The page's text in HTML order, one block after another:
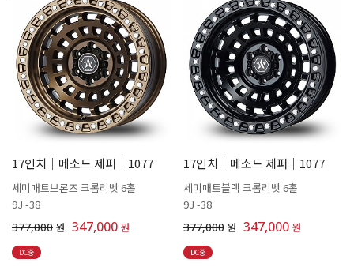
17인치│메소드 제퍼│1077
세미매트브론즈 크롬리벳 6홀
9J -38
377,000 원 347,000 원
DC중
17인치│메소드 제퍼│1077
세미매트블랙 크롬리벳 6홀
9J -38
377,000 원 347,000 원
DC중